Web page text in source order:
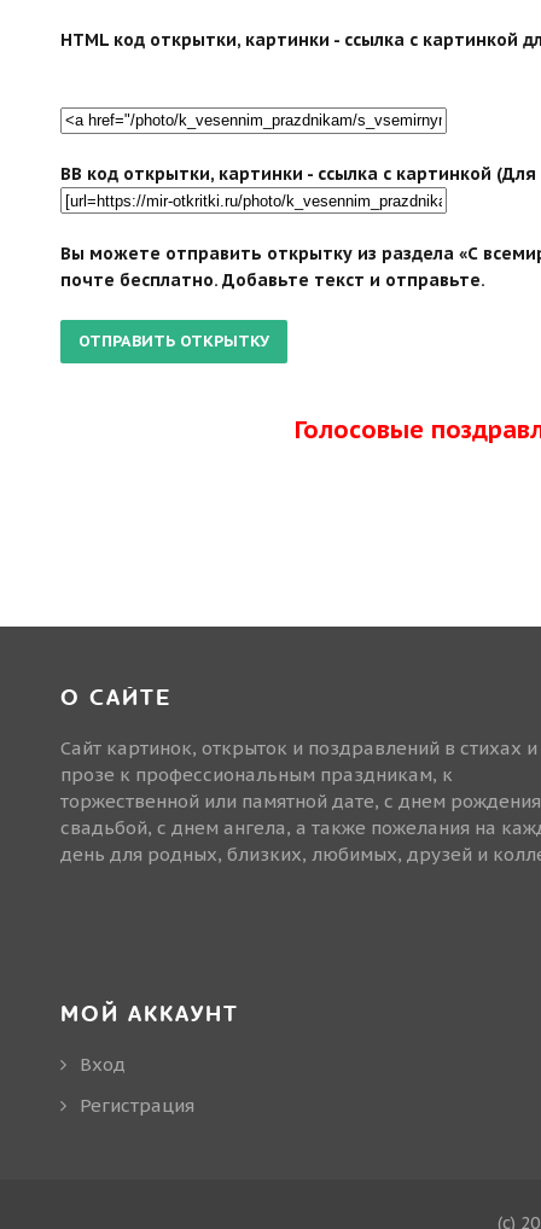
HTML код открытки, картинки - ссылка с картинкой
BB код открытки, картинки - ссылка с картинкой
Вы можете отправить открытку из раздела «С
почте бесплатно. Добавьте текст и отправьте.
Голосовые
О САЙТЕ
Сайт картинок, открыток и поздравлений в стихах и
прозе к профессиональным праздникам, к
торжественной или памятной дате, с днем
свадьбой, с днем ангела, а также пожелания на
день для родных, близких, любимых, друзей и
МОЙ АККАУНТ
Вход
Регистрация
(c)